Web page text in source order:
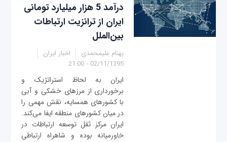
درآمد 5 هزار میلیارد تومانی
ایران از ترانزیت ارتباطات
بین‌الملل
بهنام علیمحمدی
اخبار ایران
02/11/1395 - 21:00
ایران به لحاظ استراتژیک و
برخورداری از مرزهای خشکی و آبی
با کشورهای همسایه، نقش مهمی را
در میان کشورهای منطقه ایفا می‌کند.
ایران مرکز ثقل توسعه ارتباطات در
خاورمیانه بوده و شاهراه ارتباطی